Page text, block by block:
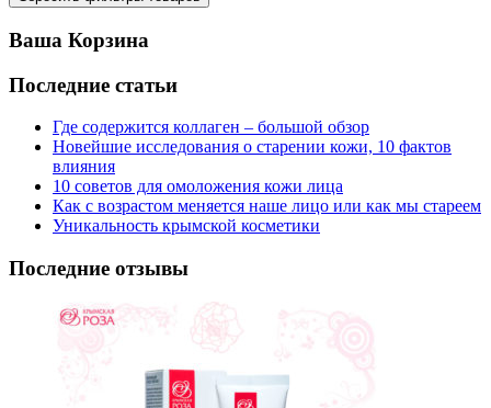
Ваша Корзина
Последние статьи
Где содержится коллаген – большой обзор
Новейшие исследования о старении кожи, 10 фактов
влияния
10 советов для омоложения кожи лица
Как с возрастом меняется наше лицо или как мы стареем
Уникальность крымской косметики
Последние отзывы